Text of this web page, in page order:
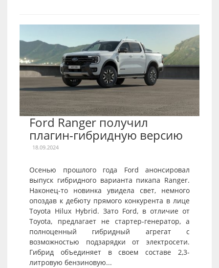
Ford Ranger получил
плагин-гибридную версию
18.09.2024
Осенью прошлого года Ford анонсировал
выпуск гибридного варианта пикапа Ranger.
Наконец-то новинка увидела свет, немного
опоздав к дебюту прямого конкурента в лице
Toyota Hilux Hybrid. Зато Ford, в отличие от
Toyota, предлагает не стартер-генератор, а
полноценный гибридный агрегат с
возможностью подзарядки от электросети.
Гибрид объединяет в своем составе 2,3-
литровую бензиновую...